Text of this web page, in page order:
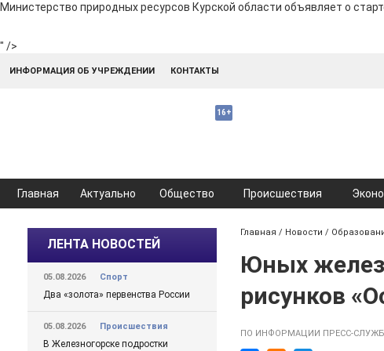
Министерство природных ресурсов Курской области объявляет о
" />
ИНФОРМАЦИЯ ОБ УЧРЕЖДЕНИИ КОНТАКТЫ
Главная Актуально Общество Происшествия
ЛЕНТА НОВОСТЕЙ
05.08.2026 Спорт
Два «золота» первенства России
05.08.2026 Происшествия
В Железногорске подростки
Главная / Новости /
Юных
рисунков
ПО ИНФОРМАЦИИ ПРЕСС-